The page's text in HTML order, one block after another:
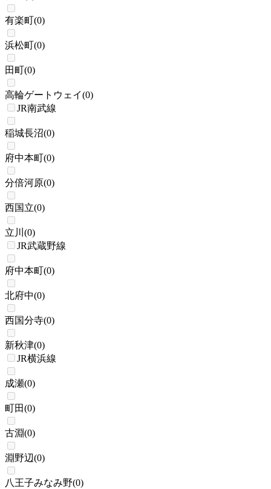
有楽町(0)
浜松町(0)
田町(0)
高輪ゲートウェイ(0)
JR南武線
稲城長沼(0)
府中本町(0)
分倍河原(0)
西国立(0)
立川 (0)
JR武蔵野線
府中本町(0)
北府中(0)
西国分寺(0)
新秋津(0)
JR横浜線
成瀬(0)
町田(0)
古淵(0)
淵野辺(0)
八王子みなみ野(0)